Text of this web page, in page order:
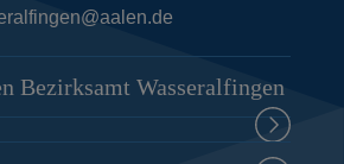
Bezirksamt Wasseralfingen